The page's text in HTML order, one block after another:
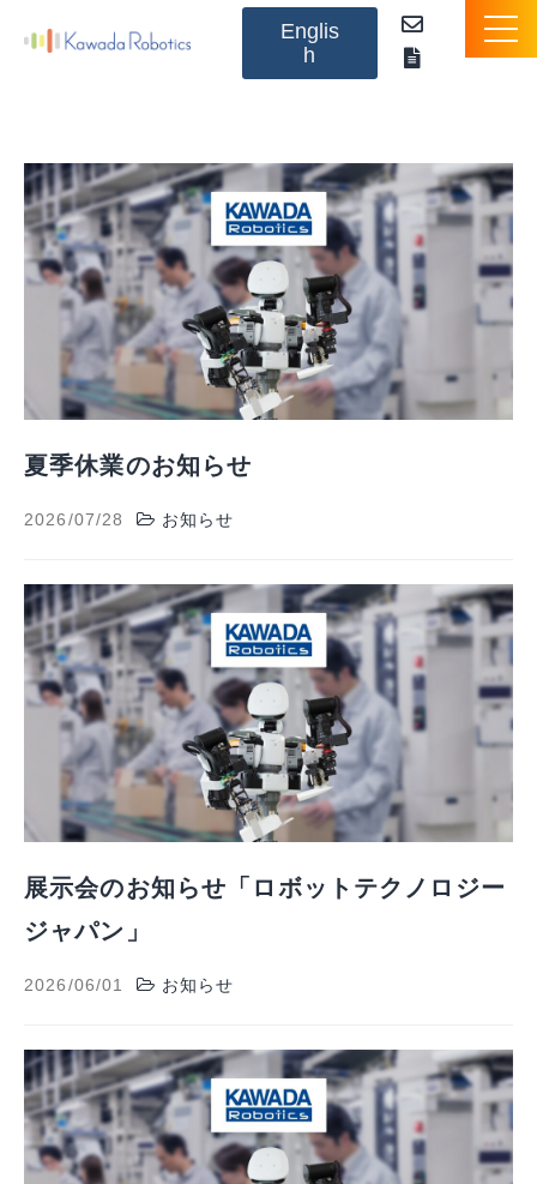
Englis
h
製品のご紹介
オプション
アプリケーションパッケージ
活用事例（動画）
お知らせ
Q&A
選ばれる理由
夏季休業のお知らせ
2026/07/28 お知らせ
展示会のお知らせ「ロボットテクノロジー
ジャパン」
2026/06/01 お知らせ